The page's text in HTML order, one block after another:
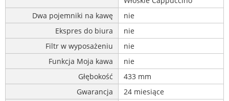
Dwa pojemniki na kawę
nie
Ekspres do biura
nie
Filtr w wyposażeniu
nie
Funkcja Moja kawa
nie
Głębokość
433 mm
Gwarancja
24 miesiące